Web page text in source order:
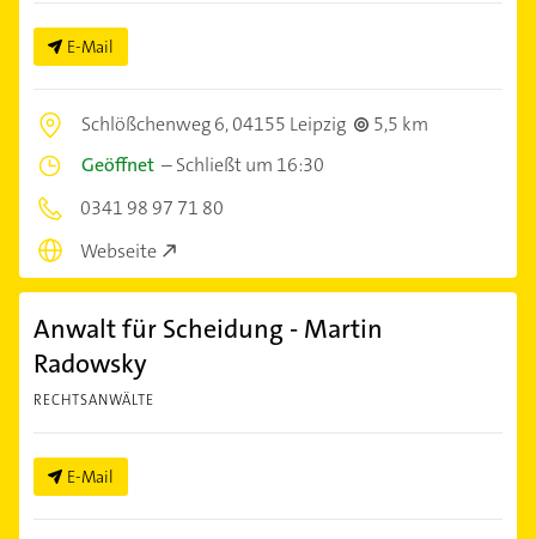
E-Mail
Schlößchenweg 6,04155 Leipzig
5,5 km
Geöffnet –Schließt um 16:30
0341 98 97 71 80
Webseite
Anwalt für Scheidung - Martin
Radowsky
RECHTSANWÄLTE
E-Mail